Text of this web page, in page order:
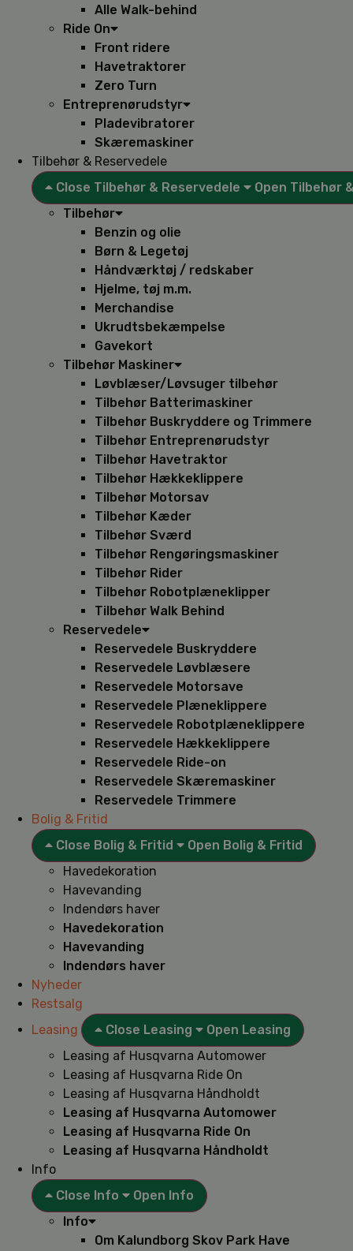
Alle Walk-behind
Ride On
Front ridere
Havetraktorer
Zero Turn
Entreprenørudstyr
Pladevibratorer
Skæremaskiner
Tilbehør & Reservedele
Close Tilbehør & Reservedele
Open Tilbehør
Tilbehør
Benzin og olie
Børn & Legetøj
Håndværktøj / redskaber
Hjelme, tøj m.m.
Merchandise
Ukrudtsbekæmpelse
Gavekort
Tilbehør Maskiner
Løvblæser/Løvsuger tilbehør
Tilbehør Batterimaskiner
Tilbehør Buskryddere og Trimmere
Tilbehør Entreprenørudstyr
Tilbehør Havetraktor
Tilbehør Hækkeklippere
Tilbehør Motorsav
Tilbehør Kæder
Tilbehør Sværd
Tilbehør Rengøringsmaskiner
Tilbehør Rider
Tilbehør Robotplæneklipper
Tilbehør Walk Behind
Reservedele
Reservedele Buskryddere
Reservedele Løvblæsere
Reservedele Motorsave
Reservedele Plæneklippere
Reservedele Robotplæneklippere
Reservedele Hækkeklippere
Reservedele Ride-on
Reservedele Skæremaskiner
Reservedele Trimmere
Bolig & Fritid
Close Bolig & Fritid
Open Bolig & Fritid
Havedekoration
Havevanding
Indendørs haver
Havedekoration
Havevanding
Indendørs haver
Nyheder
Restsalg
Leasing
Close Leasing
Open Leasing
Leasing af Husqvarna Automower
Leasing af Husqvarna Ride On
Leasing af Husqvarna Håndholdt
Leasing af Husqvarna Automower
Leasing af Husqvarna Ride On
Leasing af Husqvarna Håndholdt
Info
Close Info
Open Info
Info
Om Kalundborg Skov Park Have